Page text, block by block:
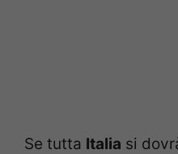
Se tutta Italia si